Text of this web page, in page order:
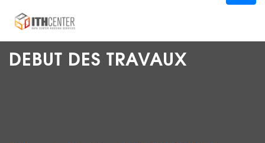
DEBUT DES TRAVAUX